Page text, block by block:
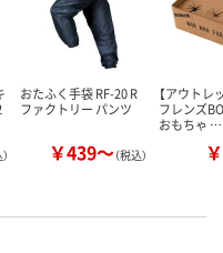
おたふく手袋 RF-20 R
ファクトリー パンツ
￥439～（税込）
【アウトレ
フレンズ
おもちゃ …